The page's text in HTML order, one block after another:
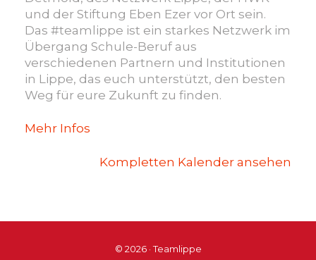
und der Stiftung Eben Ezer vor Ort sein.
Das #teamlippe ist ein starkes Netzwerk im
Übergang Schule-Beruf aus
verschiedenen Partnern und Institutionen
in Lippe, das euch unterstützt, den besten
Weg für eure Zukunft zu finden.
Mehr Infos
Kompletten Kalender ansehen
© 2026 · Teamlippe